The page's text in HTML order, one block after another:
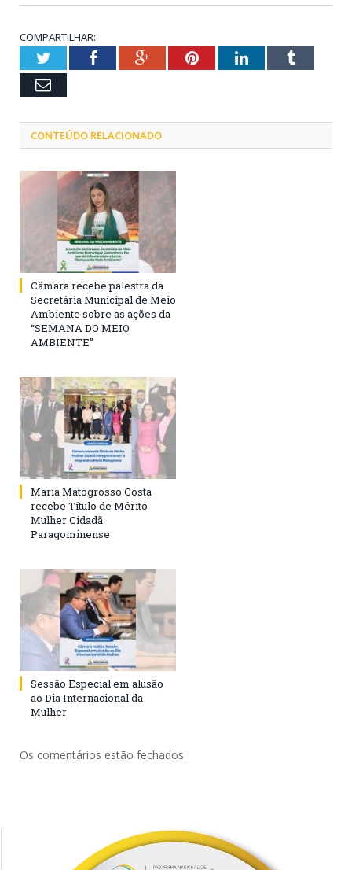
COMPARTILHAR:
TwitterFacebookGoogle+PinterestLinkedInTumblr
Email
CONTEÚDO RELACIONADO
Câmara recebe palestra da
Secretária Municipal de Meio
Ambiente sobre as ações da
“SEMANA DO MEIO
AMBIENTE”
Maria Matogrosso Costa
recebe Título de Mérito
Mulher Cidadã
Paragominense
Sessão Especial em alusão
ao Dia Internacional da
Mulher
Os comentários estão fechados.